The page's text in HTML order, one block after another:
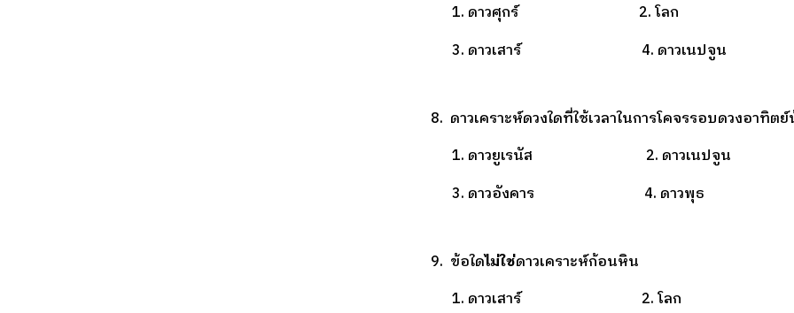
1. ดาวศุกร์ 2. โลก
3. ดาวเสาร์ 4. ดาวเนปจูน
8. ดาวเคราะห์ดวงใดที่ใช้เวลาในการโคจรรอบดวงอาทิต
1. ดาวยูเรนัส 2. ดาวเนปจูน
3. ดาวอังคาร 4. ดาวพุธ
9. ข้อใดไม่ใช่ดาวเคราะห์ก้อนหิน
1. ดาวเสาร์ 2. โลก